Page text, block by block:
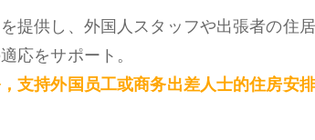
提供し、外国人スタッフや出張者の住
応をサポート。
支持外国员工或商务出差人士的住房安